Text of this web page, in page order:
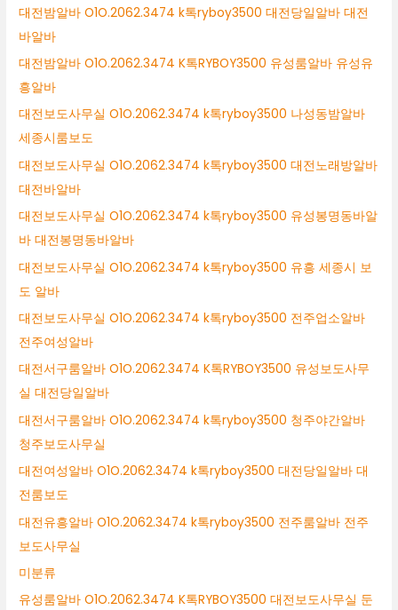
대전밤알바 O1O.2062.3474 k톡ryboy3500 대전당일알바 대전
바알바
대전밤알바 O1O.2062.3474 K톡RYBOY3500 유성룸알바 유성유
흥알바
대전보도사무실 O1O.2062.3474 k톡ryboy3500 나성동밤알바
세종시룸보도
대전보도사무실 O1O.2062.3474 k톡ryboy3500 대전노래방알바
대전바알바
대전보도사무실 O1O.2062.3474 k톡ryboy3500 유성봉명동바알
바 대전봉명동바알바
대전보도사무실 O1O.2062.3474 k톡ryboy3500 유흥 세종시 보
도 알바
대전보도사무실 O1O.2062.3474 k톡ryboy3500 전주업소알바
전주여성알바
대전서구룸알바 O1O.2062.3474 K톡RYBOY3500 유성보도사무
실 대전당일알바
대전서구룸알바 O1O.2062.3474 k톡ryboy3500 청주야간알바
청주보도사무실
대전여성알바 O1O.2062.3474 k톡ryboy3500 대전당일알바 대
전룸보도
대전유흥알바 O1O.2062.3474 k톡ryboy3500 전주룸알바 전주
보도사무실
미분류
유성룸알바 O1O.2062.3474 K톡RYBOY3500 대전보도사무실 둔